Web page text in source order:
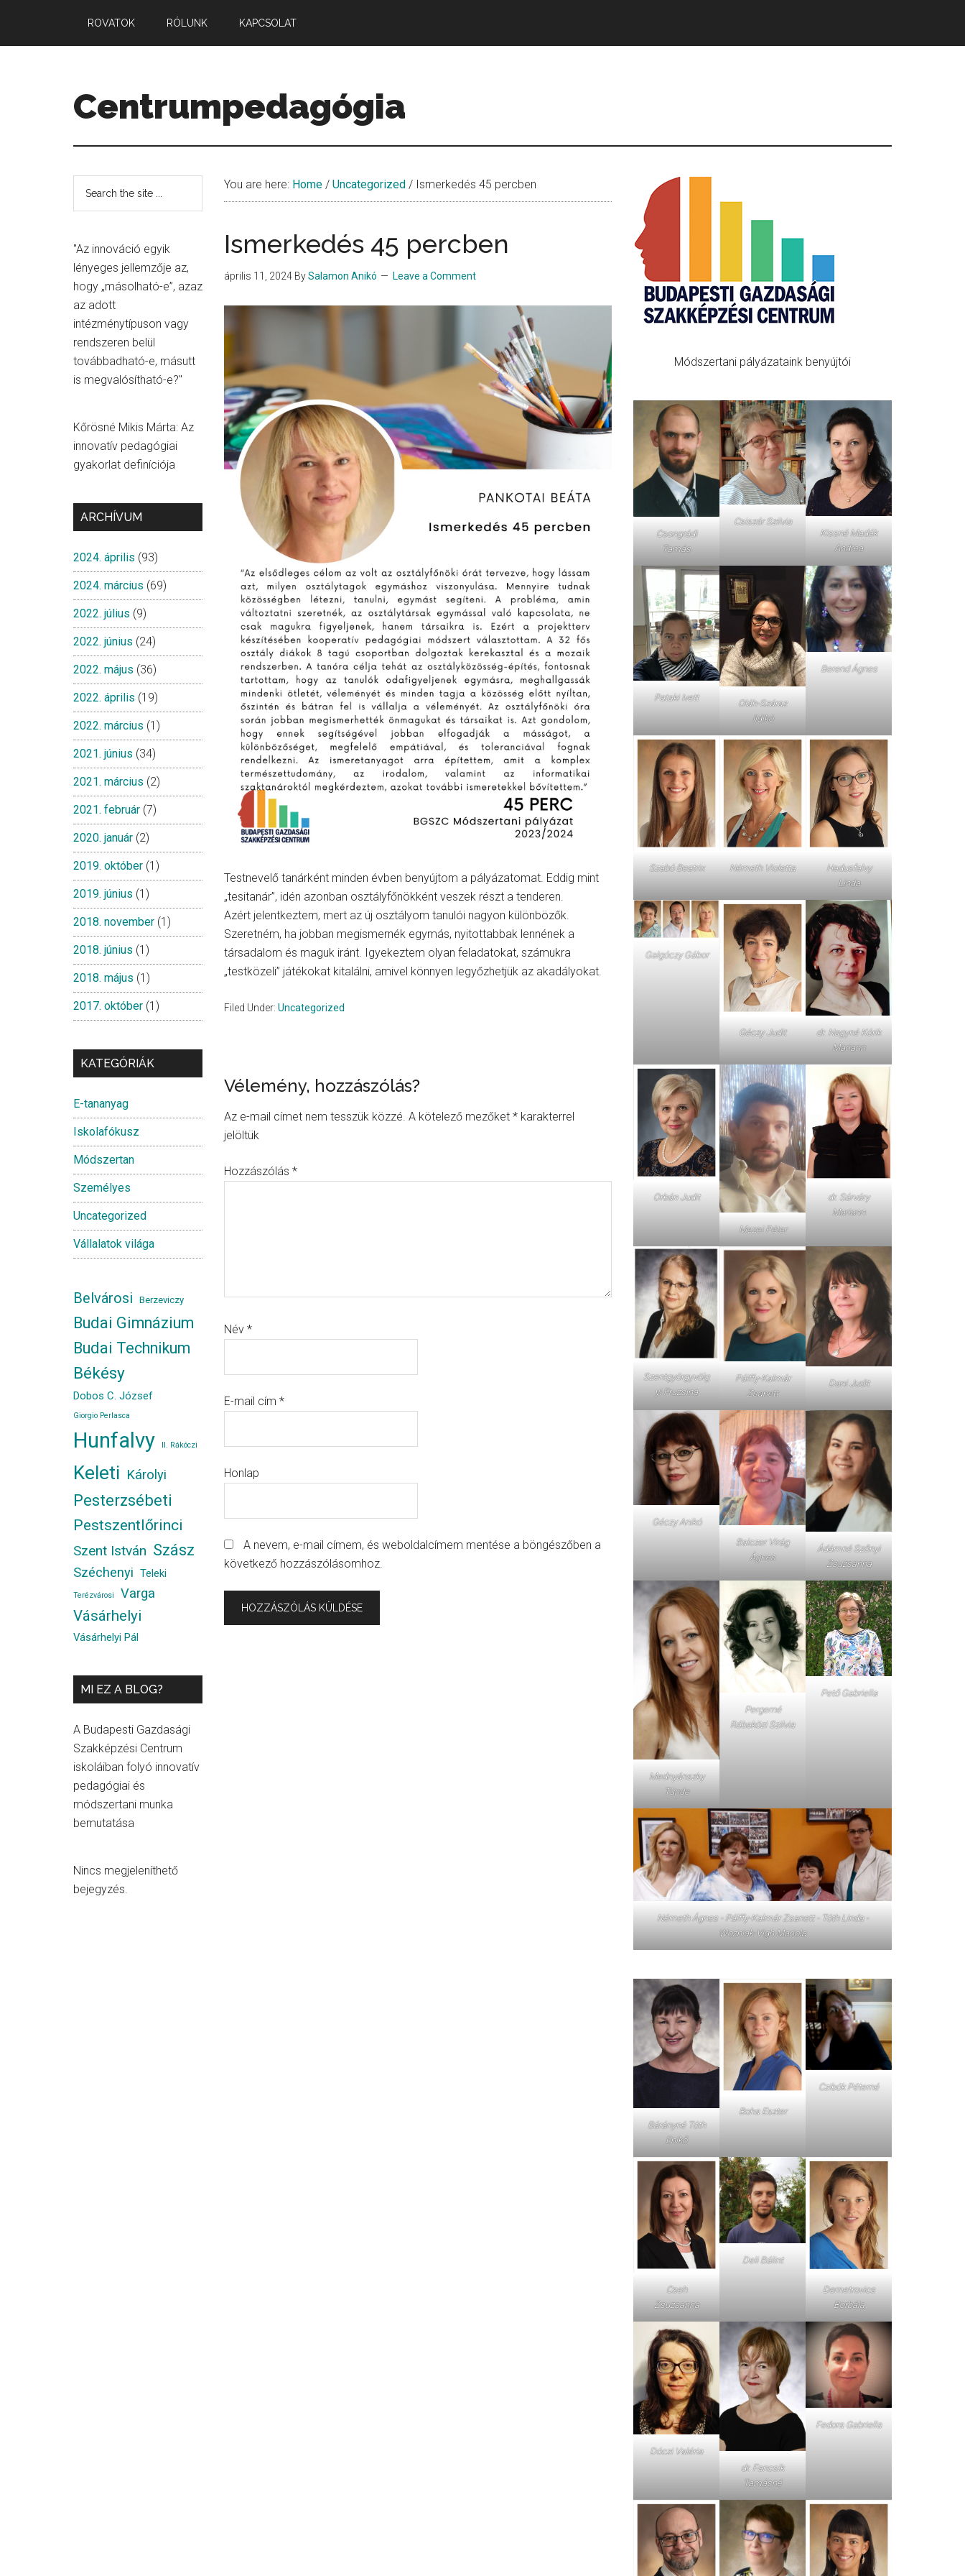
main
primary
secondary
ROVATOK RÓLUNK KAPCSOLAT
Centrumpedagógia
Mennyiség.
You are here: Home / Uncategorized / Ismerkedés 45 percben
Ismerkedés 45 percben
április 11, 2024 BySalamon Anikó Leave a Comment
Testnevelő tanárként minden évben benyújtom a pályázatomat. Eddig mint
„tesitanár”, idén azonban osztályfőnökként veszek részt a tenderen.
Azért jelentkeztem, mert az új osztályom tanulói nagyon különbözők.
Szeretném, ha jobban megismernék egymás, nyitottabbak lennének a
társadalom és maguk iránt. Igyekeztem olyan feladatokat, számukra
„testközeli” játékokat kitalálni, amivel könnyen legyőzhetjük az akadályokat.
Filed Under: Uncategorized
Reader
Interactions
Vélemény, hozzászólás?
Az e-mail címet nem tesszük közzé. A kötelező mezőket * karakterrel
jelöltük
Hozzászólás *
Név *
E-mail cím *
Honlap
A nevem, e-mail címem, és weboldalcímem mentése a böngészőben a
következő hozzászólásomhoz.
Primary
Sidebar
Módszertani pályázataink benyújtói
Csongrádi
Tamás
Csiszár Szilvia
Kissné Madák
Andrea
Pataki Ivett
Oláh-Száraz
Ildikó
Berend Ágnes
Szabó Beatrix Németh Violetta
Hadusfalvy
Linda
Galgóczy Gábor
Géczy Judit
dr. Nagyné Kórik
Mariann
Orbán Judit
Mezei Péter
dr. Sárváry
Mariann
Szentgyörgyvölg
yi Fruzsina
Pálffy-Kalmár
Zsanett
Dani Judit
Géczy Anikó
Balczer Virág
Ágnes
Ádámné Szőnyi
Zsuzsanna
Mednyánszky
Tünde
Pergerné
Rábaközi Szilvia
Pető Gabriella
Németh Ágnes - Pálffy-Kalmár Zsanett - Tóth Linda -
Wozniak-Vigh Mariola
Bárányné Tóth
Enikő
Boha Eszter
Czibók Péterné
Cseh
Zsuzsanna
Deli Bálint
Demetrovics
Borbála
Dóczi Valéria
dr. Fancsik
Tamásné
Fedora Gabriella
Secondary
Sidebar
"Az innováció egyik
lényeges jellemzője az,
hogy „másolható-e”, azaz
az adott
intézménytípuson vagy
rendszeren belül
továbbadható-e, másutt
is megvalósítható-e?"
Kőrösné Mikis Márta: Az
innovatív pedagógiai
gyakorlat definíciója
ARCHÍVUM
2024. április (93)
2024. március (69)
2022. július (9)
2022. június (24)
2022. május (36)
2022. április (19)
2022. március (1)
2021. június (34)
2021. március (2)
2021. február (7)
2020. január (2)
2019. október (1)
2019. június (1)
2018. november (1)
2018. június (1)
2018. május (1)
2017. október (1)
KATEGÓRIÁK
E-tananyag
Iskolafókusz
Módszertan
Személyes
Uncategorized
Vállalatok világa
Belvárosi Berzeviczy
Budai Gimnázium
Budai Technikum
Békésy
Dobos C. József
Giorgio Perlasca
Hunfalvy II. Rákóczi
Keleti Károlyi
Pesterzsébeti
Pestszentlőrinci
Szent István Szász
Széchenyi Teleki
Terézvárosi Varga
Vásárhelyi
Vásárhelyi Pál
MI EZ A BLOG?
A Budapesti Gazdasági
Szakképzési Centrum
iskoláiban folyó innovatív
pedagógiai és
módszertani munka
bemutatása
Nincs megjeleníthető
bejegyzés.